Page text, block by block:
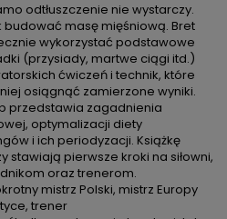
odtłuszczenie nie wystarczy.
masę mięśniową. Bret
wykorzystać podstawowe
(przysiady, martwe ciągi itd.)
ćwiczeń i technik, które
osiągnąć zamierzone wyniki.
przedstawia zagadnienia
optymalizacji diety
i ich periodyzacji. Książkę
stawiają pierwsze kroki na siłowni,
oraz trenerom.
mistrz Polski, mistrz Europy
trener